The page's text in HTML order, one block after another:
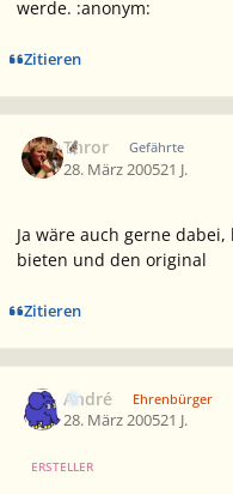
werde. :anonym:
Zitieren
Thror Gefährte
28. März 200521 J.
Ja wäre auch gerne
bieten und den original
Zitieren
André Ehrenbürger
28. März 200521 J.
ERSTELLER